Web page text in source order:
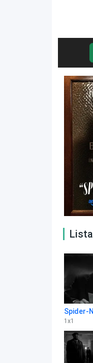
Spider-
1 x1